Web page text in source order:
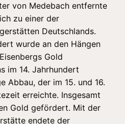
von Medebach entfernte
zu einer der
Deutschlands.
wurde an den Hängen
Gold
im 14. Jahrhundert
Abbau, der im 15. und 16.
erreichte. Insgesamt
Gold gefördert. Mit der
endete der